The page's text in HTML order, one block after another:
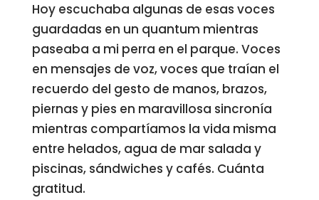
Hoy escuchaba algunas de esas voces
guardadas en un quantum mientras
paseaba a mi perra en el parque. Voces
en mensajes de voz, voces que traían el
recuerdo del gesto de manos, brazos,
piernas y pies en maravillosa sincronía
mientras compartíamos la vida misma
entre helados, agua de mar salada y
piscinas, sándwiches y cafés. Cuánta
gratitud.